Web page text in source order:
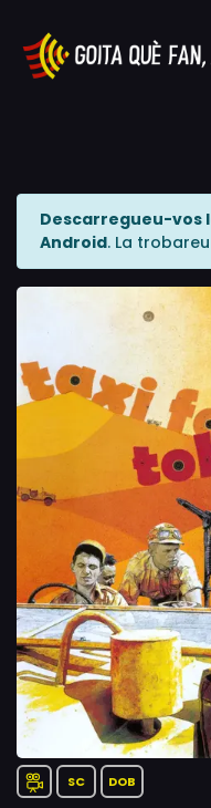
Descarregueu-vos
Android. La
SC DOB